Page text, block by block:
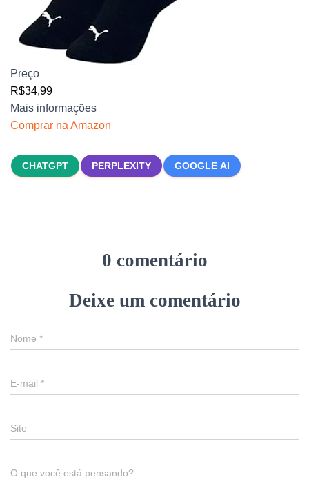
Preço
R$34,99
Mais informações
Comprar na Amazon
CHATGPT PERPLEXITY GOOGLE AI
0 comentário
Deixe um comentário
Nome *
E-mail *
Site
O que você está pensando?